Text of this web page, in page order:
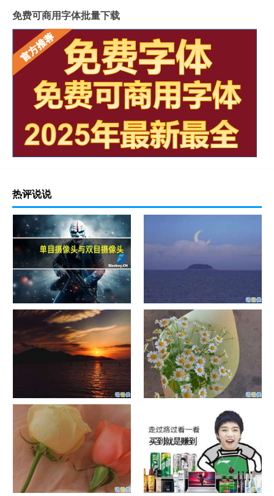
免费可商用字体批量下载
热评说说
单目摄像头与双目摄像头
晚安励志语录带图片 晚安心语
励志鸡汤
日出文案温柔句子 看日出的微
信说说配图
晒风景照的唯美说说配图 适合
发风景的朋友圈文案